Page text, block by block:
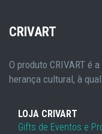
CRIVART
O produto CRIVART é
herança cultural, à
LOJA CRIVART
Gifts de Eventos e